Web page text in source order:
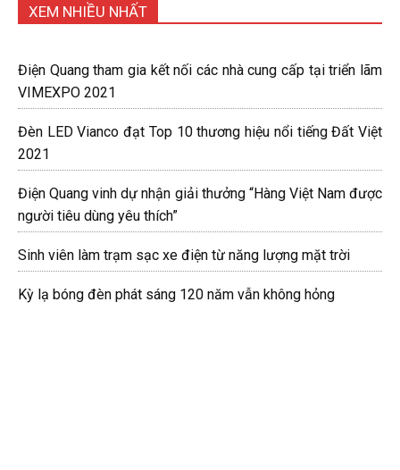
XEM NHIỀU NHẤT
Điện Quang tham gia kết nối các nhà cung cấp tại triển lãm
VIMEXPO 2021
Đèn LED Vianco đạt Top 10 thương hiệu nổi tiếng Đất Việt
2021
Điện Quang vinh dự nhận giải thưởng “Hàng Việt Nam được
người tiêu dùng yêu thích”
Sinh viên làm trạm sạc xe điện từ năng lượng mặt trời
Kỳ lạ bóng đèn phát sáng 120 năm vẫn không hỏng